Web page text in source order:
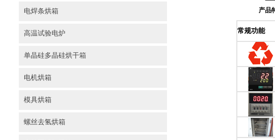
电焊条烘箱
高温试验电炉
单晶硅多晶硅烘干箱
电机烘箱
模具烘箱
螺丝去氢烘箱
产品
常规功能